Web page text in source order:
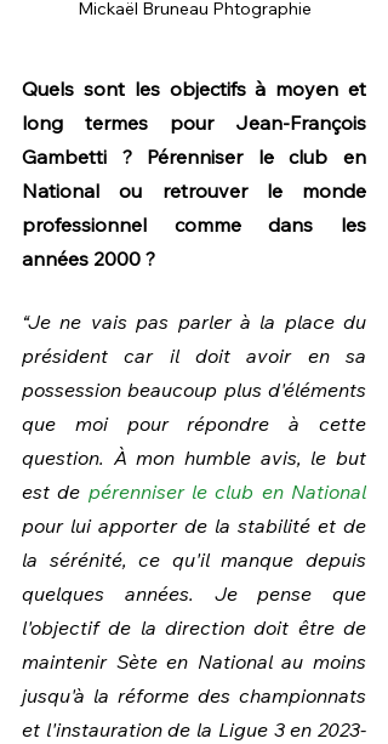
Mickaël Bruneau Phtographie
Quels sont les objectifs à moyen et
long termes pour Jean-François
Gambetti ? Pérenniser le club en
National ou retrouver le monde
professionnel comme dans les
années 2000 ?
“Je ne vais pas parler à la place du
président car il doit avoir en sa
possession beaucoup plus d'éléments
que moi pour répondre à cette
question. À mon humble avis, le but
est de pérenniser le club en National
pour lui apporter de la stabilité et de
la sérénité, ce qu'il manque depuis
quelques années. Je pense que
l'objectif de la direction doit être de
maintenir Sète en National au moins
jusqu'à la réforme des championnats
et l'instauration de la Ligue 3 en 2023-